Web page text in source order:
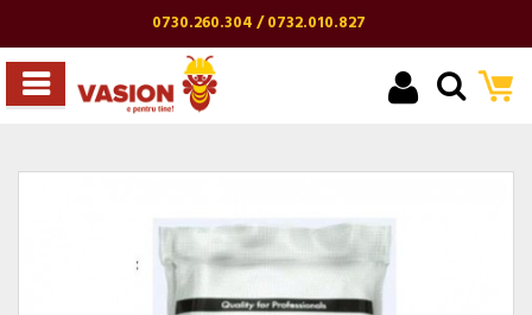
0730.260.304 / 0732.010.827